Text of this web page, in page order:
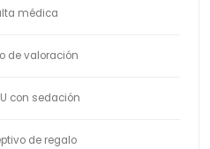
médica
de valoración
con sedación
de regalo